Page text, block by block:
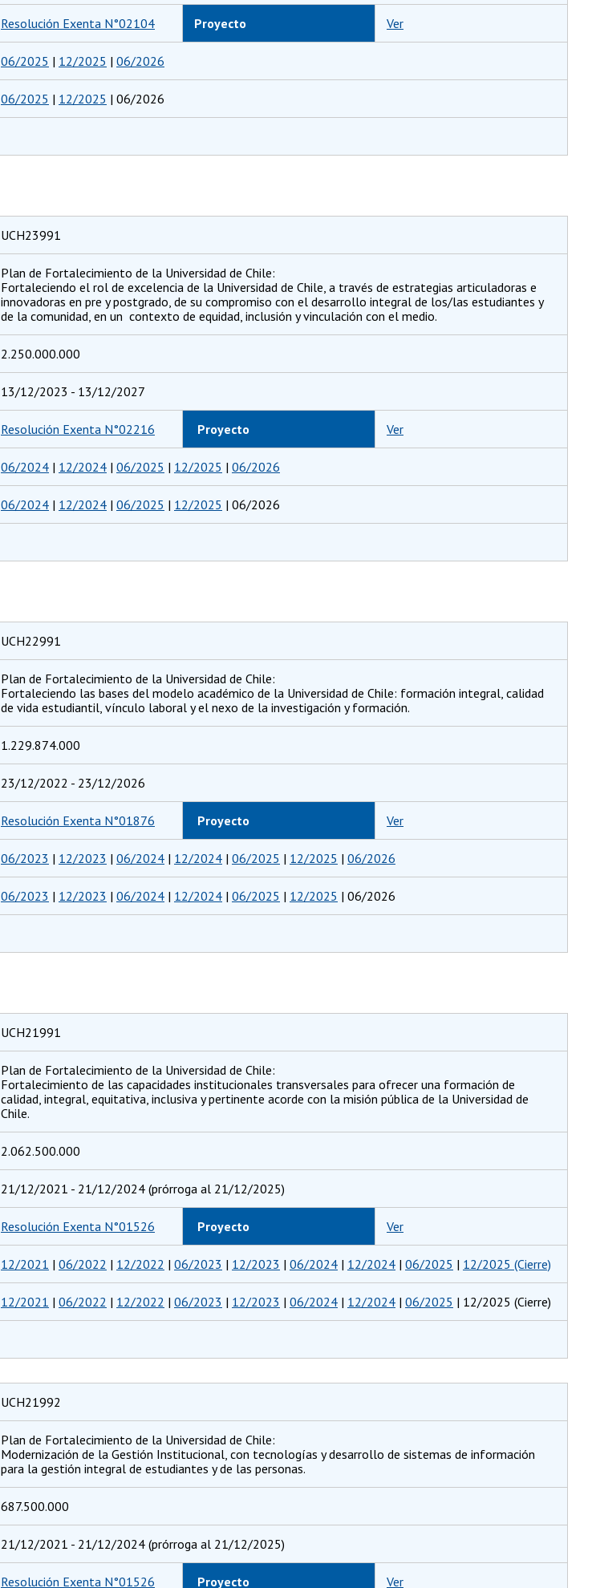
Resolución Exenta N°02104 Proyecto Ver
06/2025 | 12/2025 | 06/2026
06/2025 | 12/2025 | 06/2026
UCH23991
Plan de Fortalecimiento de la Universidad de Chile:
Fortaleciendo el rol de excelencia de la Universidad de Chile, a través de estrategias articuladoras e
innovadoras en pre y postgrado, de su compromiso con el desarrollo integral de los/las estudiantes y
de la comunidad, en un contexto de equidad, inclusión y vinculación con el medio.
2.250.000.000
13/12/2023 - 13/12/2027
Resolución Exenta N°02216 Proyecto Ver
06/2024 | 12/2024 | 06/2025 | 12/2025 | 06/2026
06/2024 | 12/2024 | 06/2025 | 12/2025 | 06/2026
UCH22991
Plan de Fortalecimiento de la Universidad de Chile:
Fortaleciendo las bases del modelo académico de la Universidad de Chile: formación integral, calidad
de vida estudiantil, vínculo laboral y el nexo de la investigación y formación.
1.229.874.000
23/12/2022 - 23/12/2026
Resolución Exenta N°01876 Proyecto Ver
06/2023 | 12/2023 | 06/2024 | 12/2024 | 06/2025 | 12/2025 | 06/2026
06/2023 | 12/2023 | 06/2024 | 12/2024 | 06/2025 | 12/2025 | 06/2026
UCH21991
Plan de Fortalecimiento de la Universidad de Chile:
Fortalecimiento de las capacidades institucionales transversales para ofrecer una formación de
calidad, integral, equitativa, inclusiva y pertinente acorde con la misión pública de la Universidad de
Chile.
2.062.500.000
21/12/2021 - 21/12/2024 (prórroga al 21/12/2025)
Resolución Exenta N°01526 Proyecto Ver
12/2021 | 06/2022 | 12/2022 | 06/2023 | 12/2023 | 06/2024 | 12/2024 | 06/2025 | 12/2025 (Cierre)
12/2021 | 06/2022 | 12/2022 | 06/2023 | 12/2023 | 06/2024 | 12/2024 | 06/2025 | 12/2025 (Cierre)
UCH21992
Plan de Fortalecimiento de la Universidad de Chile:
Modernización de la Gestión Institucional, con tecnologías y desarrollo de sistemas de información
para la gestión integral de estudiantes y de las personas.
687.500.000
21/12/2021 - 21/12/2024 (prórroga al 21/12/2025)
Resolución Exenta N°01526 Proyecto Ver